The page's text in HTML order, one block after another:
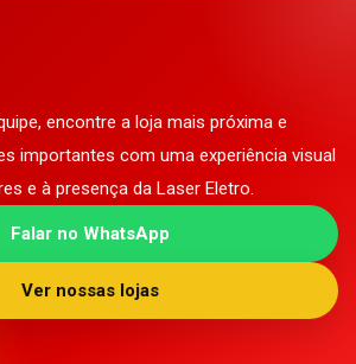
encontre a loja mais próxima e
importantes com uma experiência visual
e à presença da Laser Eletro.
Falar no WhatsApp
Ver nossas lojas